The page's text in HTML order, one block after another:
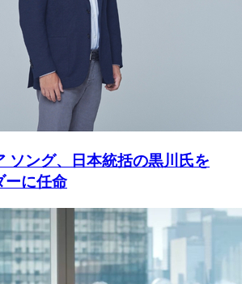
ソング、日本統括の黒川氏を
ーに任命